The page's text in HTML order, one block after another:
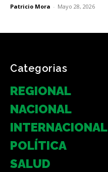
Patricio Mora - Mayo 28, 2026
Categorias
REGIONAL
NACIONAL
INTERNACIONAL
POLÍTICA
SALUD